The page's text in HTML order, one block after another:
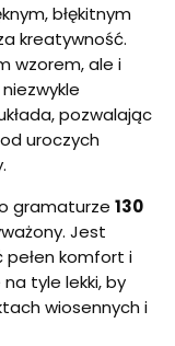
błękitnym
kreatywność.
wzorem, ale i
pozwalając
uroczych
gramaturze 130
Jest
komfort i
tyle lekki, by
wiosennych i